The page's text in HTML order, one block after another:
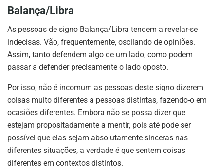
Balança/Libra
As pessoas de signo Balança/Libra tendem a revelar-se
indecisas. Vão, frequentemente, oscilando de opiniões.
Assim, tanto defendem algo de um lado, como podem
passar a defender precisamente o lado oposto.
Por isso, não é incomum as pessoas deste signo dizerem
coisas muito diferentes a pessoas distintas, fazendo-o em
ocasiões diferentes. Embora não se possa dizer que
estejam propositadamente a mentir, pois até pode ser
possível que elas sejam absolutamente sinceras nas
diferentes situações, a verdade é que sentem coisas
diferentes em contextos distintos.